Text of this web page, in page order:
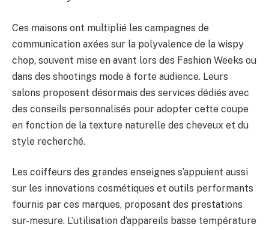
Ces maisons ont multiplié les campagnes de
communication axées sur la polyvalence de la wispy
chop, souvent mise en avant lors des Fashion Weeks ou
dans des shootings mode à forte audience. Leurs
salons proposent désormais des services dédiés avec
des conseils personnalisés pour adopter cette coupe
en fonction de la texture naturelle des cheveux et du
style recherché.
Les coiffeurs des grandes enseignes s’appuient aussi
sur les innovations cosmétiques et outils performants
fournis par ces marques, proposant des prestations
sur-mesure. L’utilisation d’appareils basse température